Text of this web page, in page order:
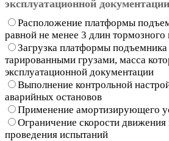
эксплуатационной
Расположение платформы
равной не менее 3 длин тормозного
Загрузка платформы подъемника
тарированными грузами, масса
эксплуатационной документации
Выполнение контрольной
аварийных остановов
Применение амортизирующего
Ограничение скорости
проведения испытаний